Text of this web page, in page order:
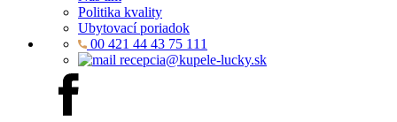
Politika kvality
Ubytovací poriadok
00 421 44 43 75 111
recepcia@kupele-lucky.sk